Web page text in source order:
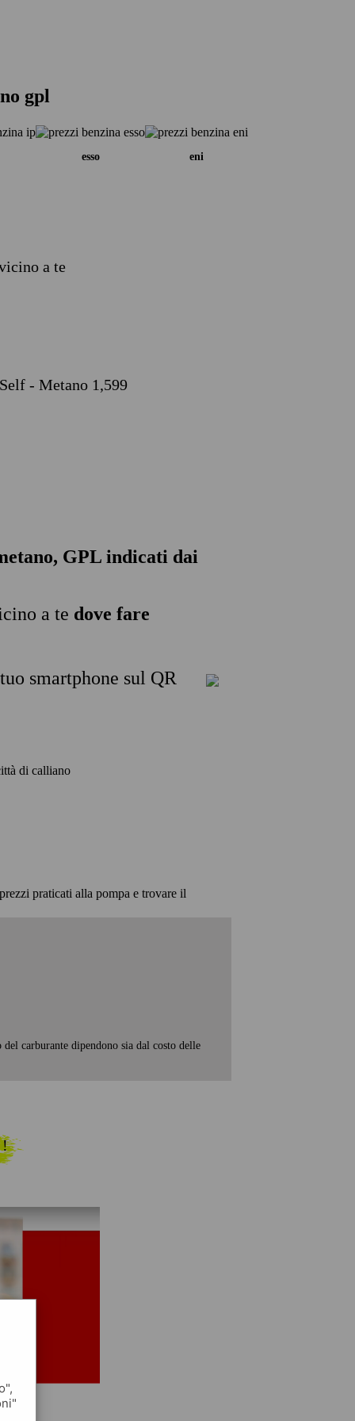
gpl
esso eni
a te
- Metano 1,599
GPL indicati dai
a te dove fare
smartphone sul QR
di calliano
praticati alla pompa e trovare il
carburante dipendono sia dal costo delle
!